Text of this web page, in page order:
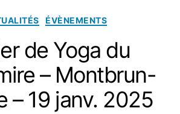
Catégories
ÉVÈNEMENTS
de Yoga du
– Montbrun-
– 19 janv. 2025